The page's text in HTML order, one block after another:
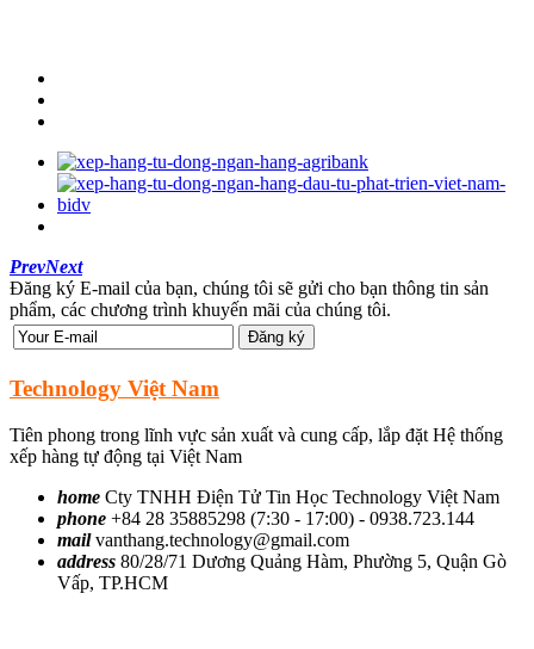
PrevNext
Đăng ký E-mail của bạn, chúng tôi sẽ gửi cho bạn thông tin sản
phẩm, các chương trình khuyến mãi của chúng tôi.
Technology Việt Nam
Tiên phong trong lĩnh vực sản xuất và cung cấp, lắp đặt Hệ thống
xếp hàng tự động tại Việt Nam
home Cty TNHH Điện Tử Tin Học Technology Việt Nam
phone +84 28 35885298 (7:30 - 17:00) - 0938.723.144
mailvanthang.technology@gmail.com
address 80/28/71 Dương Quảng Hàm, Phường 5, Quận Gò
Vấp, TP.HCM